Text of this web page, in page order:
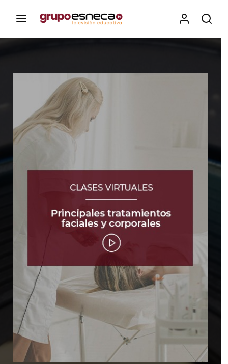
Esneca TV
Iniciar Sesión
Para iniciar sesión debes introducir el
mismo usuario y contraseña que utilizas
para acceder al campus virtual:
https://elcampusonline.com
ENTRAR
Recuérdame